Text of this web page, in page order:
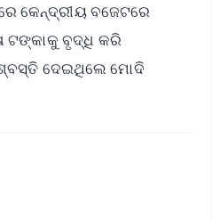
କେନ୍ଦ୍ରୀୟ ବଜେଟରେ
ଟଙ୍କାକୁ ବୃଦ୍ଧି କରି
ଦେଇଥିଲେ ମୋଦି